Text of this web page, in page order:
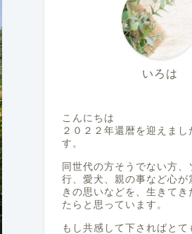
いろは
こんにちは
２０２２年還暦を迎えまし
す。
同世代の方そうでない方、
行、愛犬、親の事など心が
きの思いなどを、生きてき
たらと思っています。
もし共感して下さればとて